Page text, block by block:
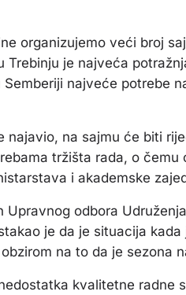
organizujemo veći broj
Trebinju je najveća
najveće potrebe
najavio, na sajmu će biti
tržišta rada, o
i akademske
Upravnog odbora
je da je situacija
na to da je sezona
kvalitetne radne